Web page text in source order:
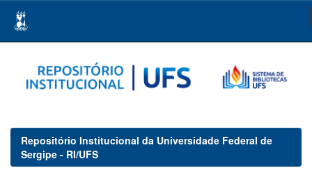
navigation
Repositório Institucional da Universidade Federal de
Sergipe - RI/UFS